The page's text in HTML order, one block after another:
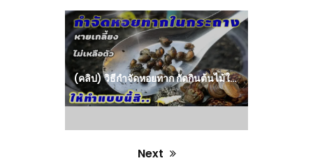
Previous
post:
(คลิป) วิธีกำจัดหอยทาก กัดกินต้นไม้ในกระถาง ให้ตาย หายเกลี้ยง ไม่มารบกวน
Next